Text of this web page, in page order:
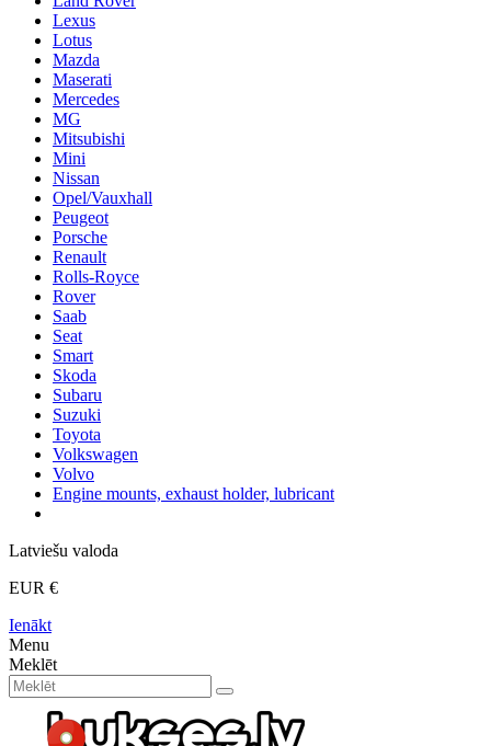
Lexus
Lotus
Mazda
Maserati
Mercedes
MG
Mitsubishi
Mini
Nissan
Opel/Vauxhall
Peugeot
Porsche
Renault
Rolls-Royce
Rover
Saab
Seat
Smart
Skoda
Subaru
Suzuki
Toyota
Volkswagen
Volvo
Engine mounts, exhaust holder, lubricant
Latviešu valoda
EUR €
Ienākt
Menu
Meklēt